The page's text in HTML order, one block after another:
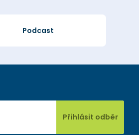
Podcast
Přihlásit odběr